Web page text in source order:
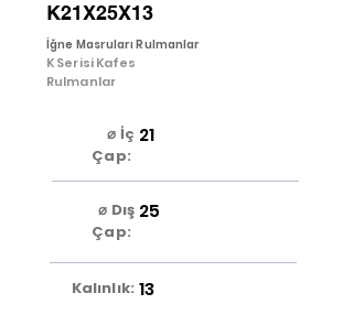
K21X25X13
İğne Masruları Rulmanlar
K Serisi Kafes
Rulmanlar
⌀ İç
Çap:
21
⌀ Dış
Çap:
25
Kalınlık: 13